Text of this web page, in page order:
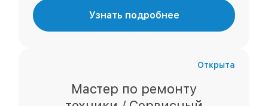
Узнать подробнее
Открыта
Мастер по ремонту